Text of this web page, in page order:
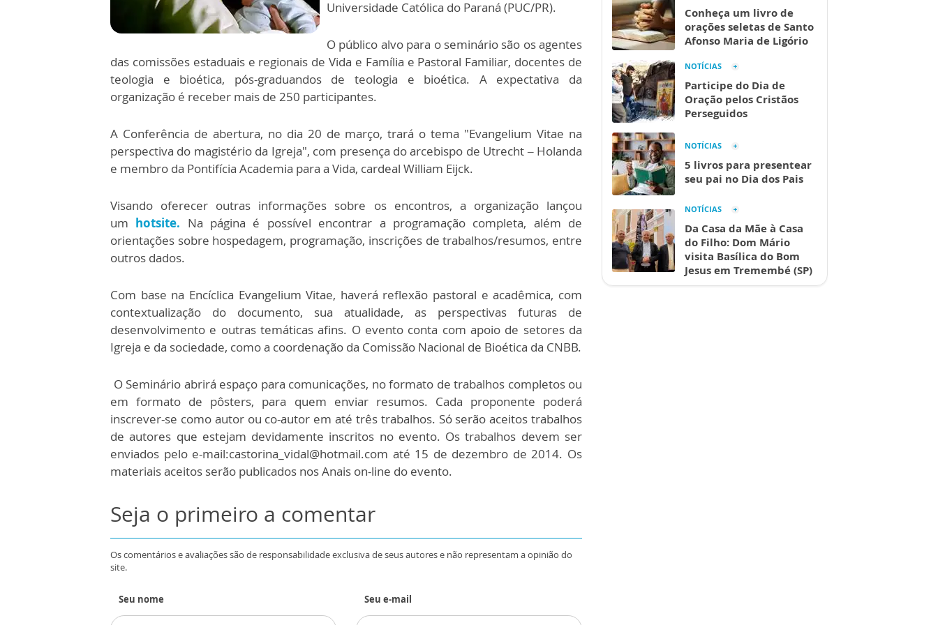
Universidade Católica do Paraná (PUC/PR).
O público alvo para o seminário são os agentes
das comissões estaduais e regionais de Vida e Família e Pastoral Familiar, docentes de
teologia e bioética, pós-graduandos de teologia e bioética. A expectativa da
organização é receber mais de 250 participantes.
A Conferência de abertura, no dia 20 de março, trará o tema "Evangelium Vitae na
perspectiva do magistério da Igreja", com presença do arcebispo de Utrecht – Holanda
e membro da Pontifícia Academia para a Vida, cardeal William Eijck.
Visando oferecer outras informações sobre os encontros, a organização lançou
um hotsite. Na página é possível encontrar a programação completa, além de
orientações sobre hospedagem, programação, inscrições de trabalhos/resumos, entre
outros dados.
Com base na Encíclica Evangelium Vitae, haverá reflexão pastoral e acadêmica, com
contextualização do documento, sua atualidade, as perspectivas futuras de
desenvolvimento e outras temáticas afins. O evento conta com apoio de setores da
Igreja e da sociedade, como a coordenação da Comissão Nacional de Bioética da CNBB.
O Seminário abrirá espaço para comunicações, no formato de trabalhos completos ou
em formato de pôsters, para quem enviar resumos. Cada proponente poderá
inscrever-se como autor ou co-autor em até três trabalhos. Só serão aceitos trabalhos
de autores que estejam devidamente inscritos no evento. Os trabalhos devem ser
enviados pelo e-mail:castorina_vidal@hotmail.com até 15 de dezembro de 2014. Os
materiais aceitos serão publicados nos Anais on-line do evento.
Seja o primeiro a comentar
Os comentários e avaliações são de responsabilidade exclusiva de seus autores e não representam a opinião do
site.
Seu nome Seu e-mail
Conheça um livro de
orações seletas de Santo
Afonso Maria de Ligório
NOTÍCIAS
Participe do Dia de
Oração pelos Cristãos
Perseguidos
NOTÍCIAS
5 livros para presentear
seu pai no Dia dos Pais
NOTÍCIAS
Da Casa da Mãe à Casa
do Filho: Dom Mário
visita Basílica do Bom
Jesus em Tremembé (SP)